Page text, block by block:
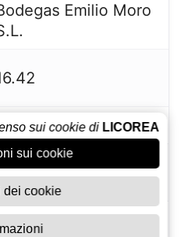
Emilio Moro
Tapas,
rosse, Salumi
sui cookie di LICOREA
sui cookie
dei cookie